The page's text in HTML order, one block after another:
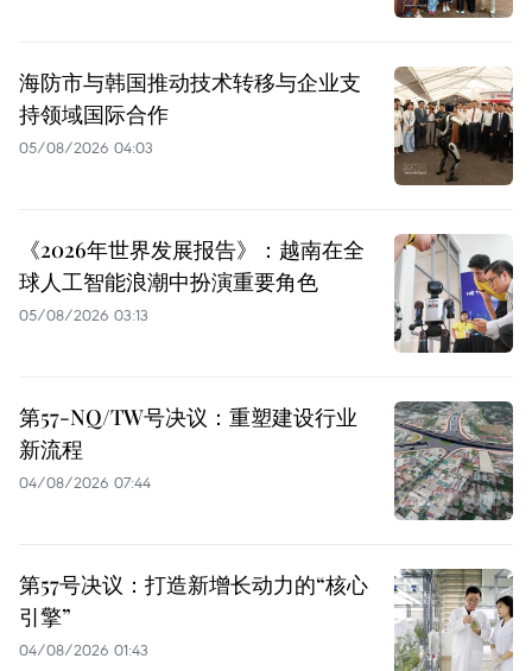
海防市与韩国推动技术转移与企业支
持领域国际合作
05/08/2026 04:03
《2026年世界发展报告》：越南在全
球人工智能浪潮中扮演重要角色
05/08/2026 03:13
第57-NQ/TW号决议：重塑建设行业
新流程
04/08/2026 07:44
第57号决议：打造新增长动力的“核心
引擎”
04/08/2026 01:43